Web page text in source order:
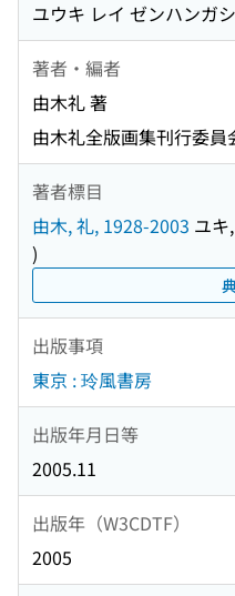
ユウキ レイ ゼンハンガ
著者・編者
由木礼 著
由木礼全版画集刊行委員
著者標目
由木, 礼, 1928-2003 ユ
)
出版事項
東京 : 玲風書房
出版年月日等
2005.11
出版年（W3CDTF）
2005